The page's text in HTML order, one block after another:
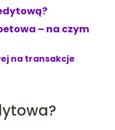
– na czym
na transakcje